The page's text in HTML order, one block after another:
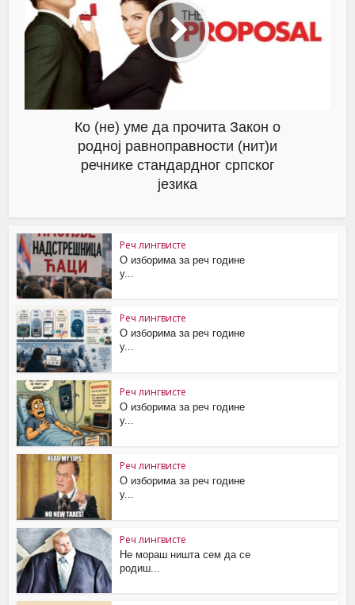
Ко (не) уме да прочита Закон о
родној равноправности (нит)и
речнике стандардног српског
језика
Реч лингвисте
О изборима за реч године
у...
Реч лингвисте
О изборима за реч године
у...
Реч лингвисте
О изборима за реч године
у...
Реч лингвисте
О изборима за реч године
у...
Реч лингвисте
Не мораш ништа сем да се
родиш...